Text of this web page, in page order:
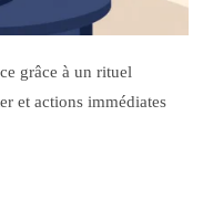
grâce à un rituel
et actions immédiates